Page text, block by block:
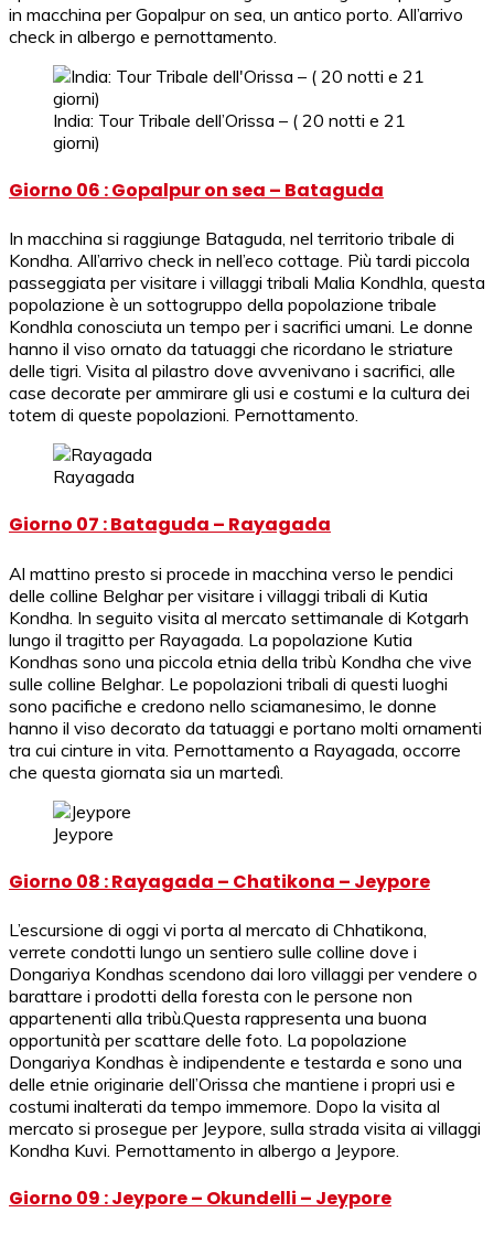
in macchina per Gopalpur on sea, un antico porto. All’arrivo
check in albergo e pernottamento.
India: Tour Tribale dell’Orissa – ( 20 notti e 21
giorni)
Giorno 06 : Gopalpur on sea – Bataguda
In macchina si raggiunge Bataguda, nel territorio tribale di
Kondha. All’arrivo check in nell’eco cottage. Più tardi piccola
passeggiata per visitare i villaggi tribali Malia Kondhla, questa
popolazione è un sottogruppo della popolazione tribale
Kondhla conosciuta un tempo per i sacrifici umani. Le donne
hanno il viso ornato da tatuaggi che ricordano le striature
delle tigri. Visita al pilastro dove avvenivano i sacrifici, alle
case decorate per ammirare gli usi e costumi e la cultura dei
totem di queste popolazioni. Pernottamento.
Rayagada
Giorno 07 : Bataguda – Rayagada
Al mattino presto si procede in macchina verso le pendici
delle colline Belghar per visitare i villaggi tribali di Kutia
Kondha. In seguito visita al mercato settimanale di Kotgarh
lungo il tragitto per Rayagada. La popolazione Kutia
Kondhas sono una piccola etnia della tribù Kondha che vive
sulle colline Belghar. Le popolazioni tribali di questi luoghi
sono pacifiche e credono nello sciamanesimo, le donne
hanno il viso decorato da tatuaggi e portano molti ornamenti
tra cui cinture in vita. Pernottamento a Rayagada, occorre
che questa giornata sia un martedì.
Jeypore
Giorno 08 : Rayagada – Chatikona – Jeypore
L’escursione di oggi vi porta al mercato di Chhatikona,
verrete condotti lungo un sentiero sulle colline dove i
Dongariya Kondhas scendono dai loro villaggi per vendere o
barattare i prodotti della foresta con le persone non
appartenenti alla tribù.Questa rappresenta una buona
opportunità per scattare delle foto. La popolazione
Dongariya Kondhas è indipendente e testarda e sono una
delle etnie originarie dell’Orissa che mantiene i propri usi e
costumi inalterati da tempo immemore. Dopo la visita al
mercato si prosegue per Jeypore, sulla strada visita ai villaggi
Kondha Kuvi. Pernottamento in albergo a Jeypore.
Giorno 09 : Jeypore – Okundelli – Jeypore